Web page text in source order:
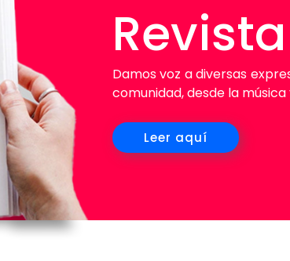
Damos voz a diversas
comunidad, desde la
Leer aquí